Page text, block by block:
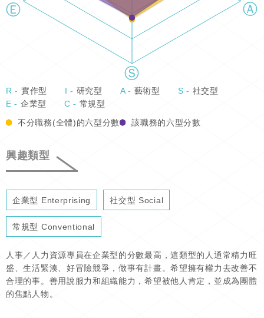
R - 實作型 I - 研究型 A - 藝術型 S - 社交型
E - 企業型 C - 常規型
不分職務(全體)的六型分數
該職務的六型分數
興趣類型
企業型 Enterprising 社交型 Social
常規型 Conventional
人事／人力資源專員在企業型的分數最高，這類型的人通常精力旺
盛、生活緊湊、好冒險競爭，做事有計畫。希望擁有權力去改善不
合理的事。善用說服力和組織能力，希望被他人肯定，並成為團體
的焦點人物。